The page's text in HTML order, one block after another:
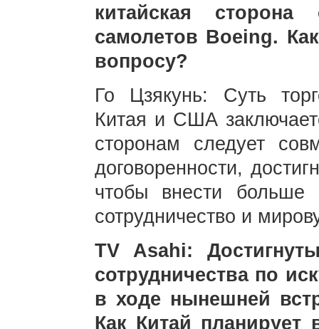
китайская сторона
самолетов Boeing.
вопросу?
Го Цзякунь: Суть
Китая и США
сторонам следует
договоренности,
чтобы внести больше
сотрудничество и
TV Asahi:
сотрудничества по
в ходе нынешней
Как Китай